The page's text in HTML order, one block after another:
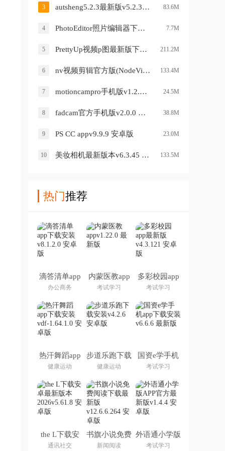
3 autsheng5.2.3最新版v5.2.3 安卓版 83.6M
4 PhotoEditor照片编辑器下载v8.7 安卓版 7.7M
5 PrettyUp视频p图最新版下载v7.6.0 安卓版 211.2M
6 nv视频剪辑官方版(NodeVideo)v7.5.0 最新版 133.4M
7 motioncampro手机版v1.2.7-pro 最新版 24.5M
8 fadcam官方手机版v2.0.0 最新版 38.8M
9 PS CC appv9.9.9 安卓版 23.0M
10 美妆相机最新版本v6.3.45 安卓版 133.5M
热门推荐
滴答清单app
下载安装
办公商务
内蒙医教app
考试学习
多彩校园app
最新版
考试学习
热汗舞蹈app
下载安装
健康运动
步道乐跑下载
安装
健康运动
国资e学手机
app下载安装
考试学习
the L下载安
卓最新版本
通讯社交
书旗小说免费
阅读下载最新
新闻阅读
外语通小学版
APP官方最新
考试学习